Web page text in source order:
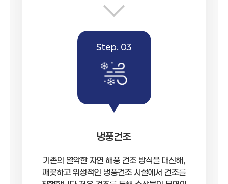
Step. 03
냉풍건조
기존의 열악한 자연 해풍 건조 방식을 대신해,
깨끗하고 위생적인 냉풍건조 시설에서 건조를